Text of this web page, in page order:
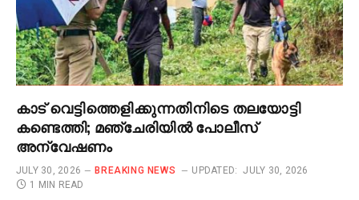
കാട് വെട്ടിത്തെളിക്കുന്നതിനിടെ തലയോട്ടി
കണ്ടെത്തി; മഞ്ചേരിയിൽ പോലീസ്
അന്വേഷണം
JULY 30, 2026 BREAKING NEWS UPDATED: JULY 30, 2026
1 MIN READ